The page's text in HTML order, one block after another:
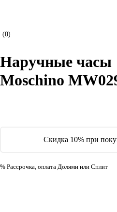
(0)
Скидка 10% при
% Рассрочка, оплата Долями или Сплит
Наручные часы
Moschino